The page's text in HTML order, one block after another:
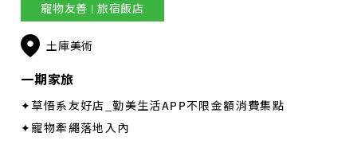
寵物友善 | 旅宿飯店
土庫美術
一期家旅
✦草悟系友好店_勤美生活APP不限金額消費集點
✦寵物牽繩落地入內